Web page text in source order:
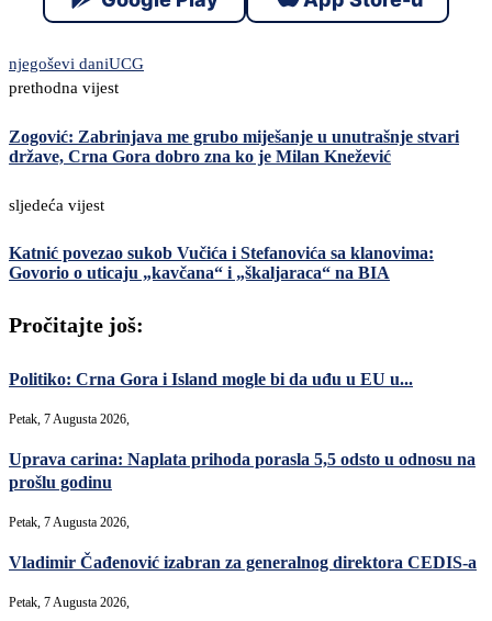
njegoševi daniUCG
prethodna vijest
Zogović: Zabrinjava me grubo miješanje u unutrašnje stvari
države, Crna Gora dobro zna ko je Milan Knežević
sljedeća vijest
Katnić povezao sukob Vučića i Stefanovića sa klanovima:
Govorio o uticaju „kavčana“ i „škaljaraca“ na BIA
Pročitajte još:
Politiko: Crna Gora i Island mogle bi da uđu u EU u...
Petak, 7 Augusta 2026,
Uprava carina: Naplata prihoda porasla 5,5 odsto u odnosu na
prošlu godinu
Petak, 7 Augusta 2026,
Vladimir Čađenović izabran za generalnog direktora CEDIS-a
Petak, 7 Augusta 2026,